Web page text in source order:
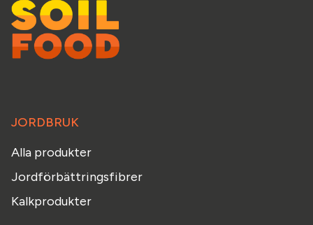
JORDBRUK
Alla produkter
Jordförbättringsfibrer
Kalkprodukter